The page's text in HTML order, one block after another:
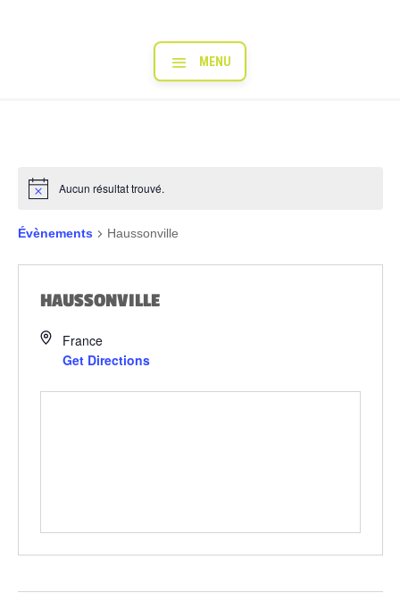
Aucun résultat trouvé.
Évènements Haussonville
HAUSSONVILLE
France
Get Directions